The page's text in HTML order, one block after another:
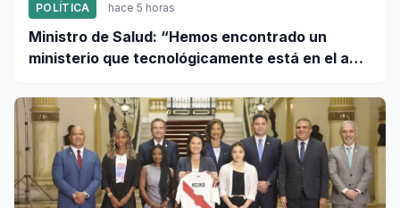
POLÍTICA hace 5 horas
Ministro de Salud: “Hemos encontrado un
ministerio que tecnológicamente está en el año